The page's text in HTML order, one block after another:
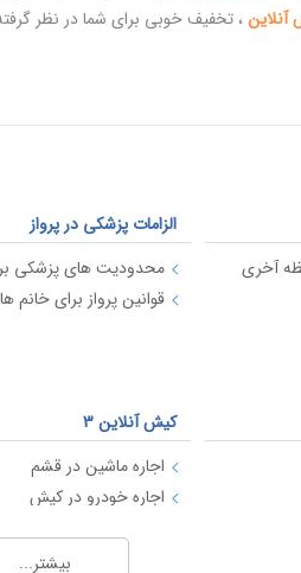
آنلاین ، تخفیف خوبی برای شما در نظر
آخری
الزامات پزشکی در پرواز
قوانین پرواز برای خانم
کیش آنلاین 3
اجاره ماشین در قشم
اجاره خودرو در کیش
بیشتر...